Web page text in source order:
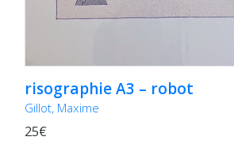
risographie A3 – robot
Gillot, Maxime
25€